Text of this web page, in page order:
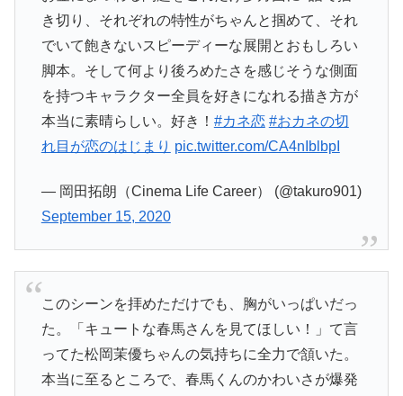
き切り、それぞれの特性がちゃんと掴めて、それ
でいて飽きないスピーディーな展開とおもしろい
脚本。そして何より後ろめたさを感じそうな側面
を持つキャラクター全員を好きになれる描き方が
本当に素晴らしい。好き！ #カネ恋 #おカネの切
れ目が恋のはじまり pic.twitter.com/CA4nIblbpI
— 岡田拓朗（Cinema Life Career） (@takuro901)
September 15, 2020
このシーンを拝めただけでも、胸がいっぱいだっ
た。「キュートな春馬さんを見てほしい！」て言
ってた松岡茉優ちゃんの気持ちに全力で頷いた。
本当に至るところで、春馬くんのかわいさが爆発